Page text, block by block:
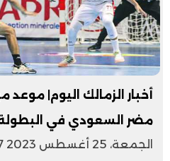
أخبار الزمالك اليوم| موعد
مضر السعودي في البطولة
الجمعة، 25 أغسطس 2023 02:57 م